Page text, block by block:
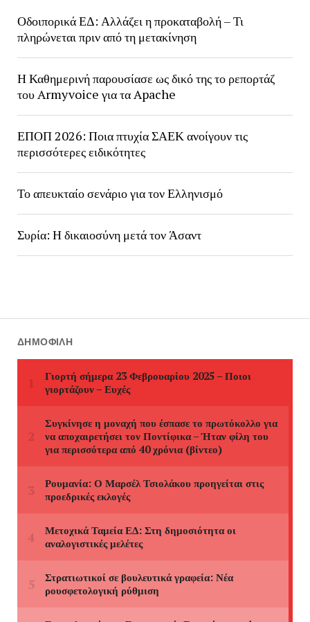
Οδοιπορικά ΕΔ: Αλλάζει η προκαταβολή – Τι
πληρώνεται πριν από τη μετακίνηση
Η Καθημερινή παρουσίασε ως δικό της το ρεπορτάζ
του Armyvoice για τα Apache
ΕΠΟΠ 2026: Ποια πτυχία ΣΑΕΚ ανοίγουν τις
περισσότερες ειδικότητες
Το απευκταίο σενάριο για τον Ελληνισμό
Συρία: Η δικαιοσύνη μετά τον Άσαντ
ΔΗΜΟΦΙΛΉ